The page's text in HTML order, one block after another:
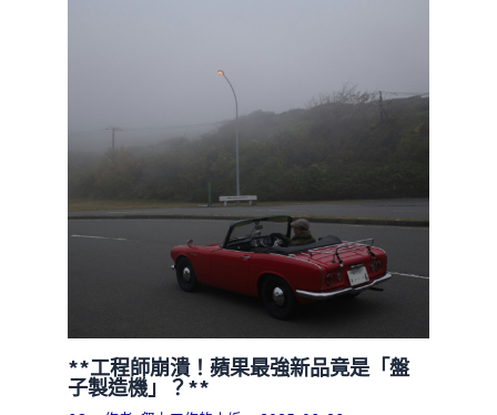
**工程師崩潰！蘋果最強新品竟是「盤
子製造機」？**